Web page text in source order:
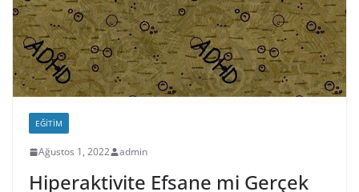
EĞITIM
Ağustos 1, 2022 admin
Hiperaktivite Efsane mi Gerçek